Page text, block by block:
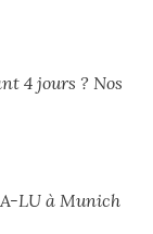
4 jours ? Nos
LU à Munich